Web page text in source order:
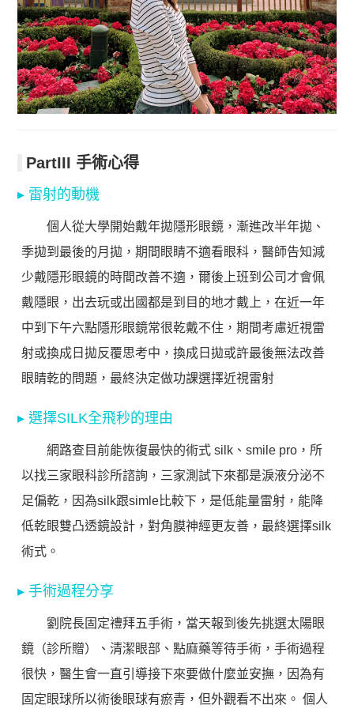
PartIII 手術心得
▸ 雷射的動機
個人從大學開始戴年拋隱形眼鏡，漸進改半年拋、
季拋到最後的月拋，期間眼睛不適看眼科，醫師告知減
少戴隱形眼鏡的時間改善不適，爾後上班到公司才會佩
戴隱眼，出去玩或出國都是到目的地才戴上，在近一年
中到下午六點隱形眼鏡常很乾戴不住，期間考慮近視雷
射或換成日拋反覆思考中，換成日拋或許最後無法改善
眼睛乾的問題，最終決定做功課選擇近視雷射
▸ 選擇SILK全飛秒的理由
網路查目前能恢復最快的術式 silk、smile pro，所
以找三家眼科診所諮詢，三家測試下來都是淚液分泌不
足偏乾，因為silk跟simle比較下，是低能量雷射，能降
低乾眼雙凸透鏡設計，對角膜神經更友善，最終選擇silk
術式。
▸ 手術過程分享
劉院長固定禮拜五手術，當天報到後先挑選太陽眼
鏡（診所贈）、清潔眼部、點麻藥等待手術，手術過程
很快，醫生會一直引導接下來要做什麼並安撫，因為有
固定眼球所以術後眼球有瘀青，但外觀看不出來。 個人